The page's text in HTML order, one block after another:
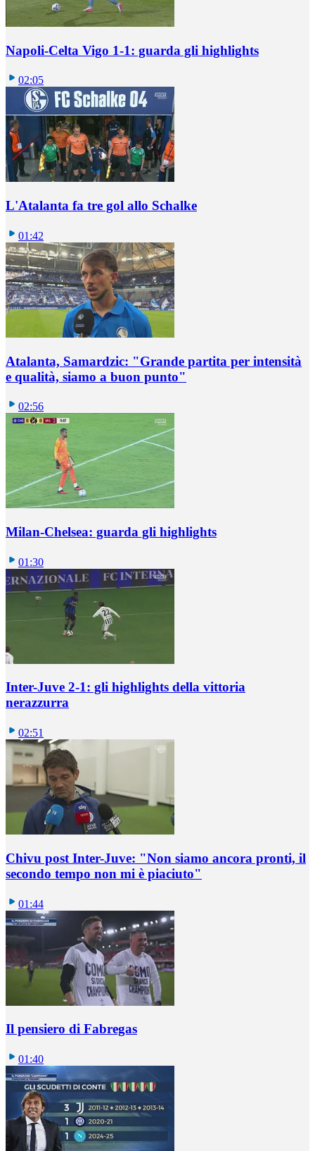
Napoli-Celta Vigo 1-1: guarda gli highlights
02:05
L'Atalanta fa tre gol allo Schalke
01:42
Atalanta, Samardzic: "Grande partita per intensità
e qualità, siamo a buon punto"
02:56
Milan-Chelsea: guarda gli highlights
01:30
Inter-Juve 2-1: gli highlights della vittoria
nerazzurra
02:51
Chivu post Inter-Juve: "Non siamo ancora pronti, il
secondo tempo non mi è piaciuto"
01:44
Il pensiero di Fabregas
01:40